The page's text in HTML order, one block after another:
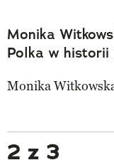
Monika
Polka w historii
Monika
2 z 3